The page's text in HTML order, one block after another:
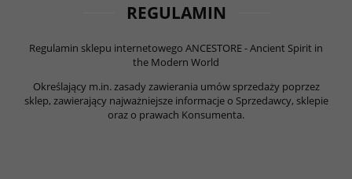
REGULAMIN
Regulamin sklepu internetowego ANCESTORE - Ancient Spirit in
the Modern World
Określający m.in. zasady zawierania umów sprzedaży poprzez
sklep, zawierający najważniejsze informacje o Sprzedawcy, sklepie
oraz o prawach Konsumenta.